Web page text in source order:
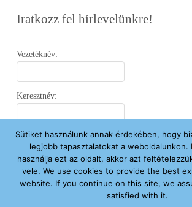
Iratkozz fel hírlevelünkre!
Vezetéknév:
Keresztnév:
Email:
Elfogadom az Adatvédelmi Nyilatkozatot .
Sütiket használunk annak érdekében, hogy
legjobb tapasztalatokat a weboldalunkon.
használja ezt az oldalt, akkor azt
vele. We use cookies to provide the best
website. If you continue on this site, we
satisfied with it.